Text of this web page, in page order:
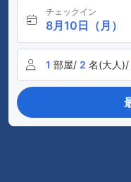
チェックイン
8月10日（月）
1 部屋/ 2 名(大人)/